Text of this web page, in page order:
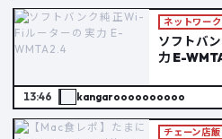
ネットワー
ソフトバ
力 E-
13:46 kangaroooooooooo
チェーン店飯